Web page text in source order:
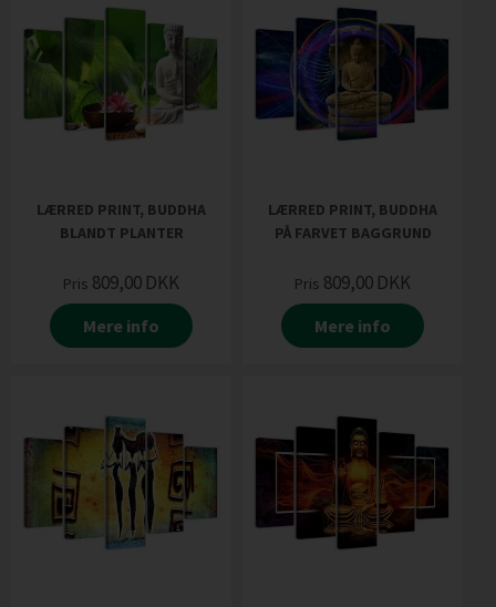
LÆRRED PRINT, BUDDHA
BLANDT PLANTER
Pris 809,00 DKK
Mere info
LÆRRED PRINT, BUDDHA
PÅ FARVET BAGGRUND
Pris 809,00 DKK
Mere info